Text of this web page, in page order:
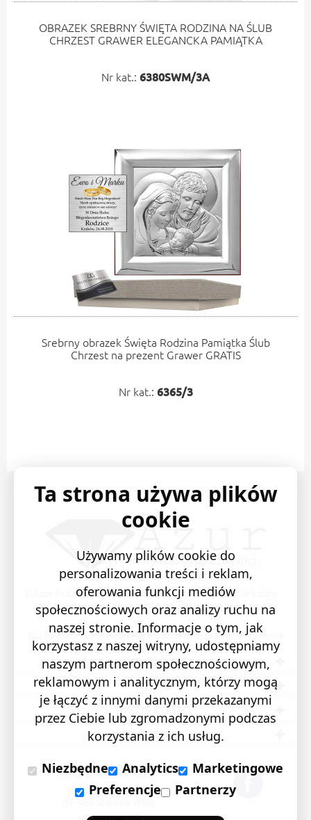
OBRAZEK SREBRNY ŚWIĘTA RODZINA NA ŚLUB
CHRZEST GRAWER ELEGANCKA PAMIĄTKA
Nr kat.: 6380SWM/3A
Srebrny obrazek Święta Rodzina Pamiątka Ślub
Chrzest na prezent Grawer GRATIS
Nr kat.: 6365/3
E-Azur to świetne i sprawdzone miejsce na zakupy. W każdy
produkt wkładamy swoją pasję i serce.
© 2023 Sklep Jubilerski AZUR. Wszystkie prawa zastrzeżone
INFORMACJE
O NAS
MOJE KONTO
BIŻUTERIA
Sklep Jubilerski "AZUR"
ul. 1 Sierpnia 24/105
37-450 Stalowa Wola
Ta strona używa plików
cookie
Używamy plików cookie do
personalizowania treści i reklam,
oferowania funkcji mediów
społecznościowych oraz analizy ruchu na
naszej stronie. Informacje o tym, jak
korzystasz z naszej witryny, udostępniamy
naszym partnerom społecznościowym,
reklamowym i analitycznym, którzy mogą
je łączyć z innymi danymi przekazanymi
przez Ciebie lub zgromadzonymi podczas
korzystania z ich usług.
Niezbędne
Analytics
Marketingowe
Preferencje
Partnerzy